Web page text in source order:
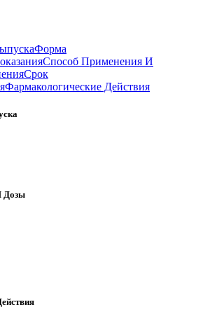
Форма
Способ Применения И
Срок
Фармакологические Действия
Дозы